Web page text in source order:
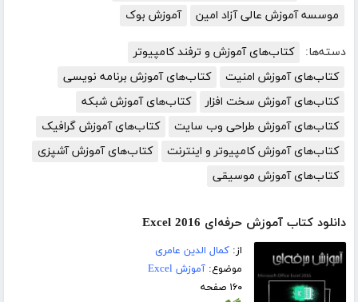
موسسه آموزش عالی آزاد امین
آموزش بوک
دسته‌ها:
کتاب‌های آموزش و ترفند کامپیوتر
کتاب‌های آموزش امنیت
کتاب‌های آموزش برنامه نویسی
کتاب‌های آموزش سخت افزار
کتاب‌های آموزش شبکه
کتاب‌های آموزش طراحی وب سایت
کتاب‌های آموزش گرافیک
کتاب‌های آموزش کامپیوتر و اینترنت
کتاب‌های آموزش آشپزی
کتاب‌های آموزش موسیقی
دانلود کتاب آموزش حرفه‌ای Excel 2016
از:کمال الدین عامری
موضوع:آموزش Excel
۱۶۰ صفحه